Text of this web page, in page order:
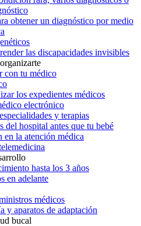
obtener un diagnóstico por medio
las discapacidades invisibles
con tu médico
los expedientes médicos
electrónico
y terapias
del hospital antes que tu bebé
en la atención médica
hasta los 3 años
en adelante
médicos
y aparatos de adaptación
bucal